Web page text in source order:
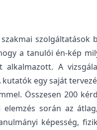
a tanulói én-kép
A
egy saját
Összesen 200
során az
képesség,